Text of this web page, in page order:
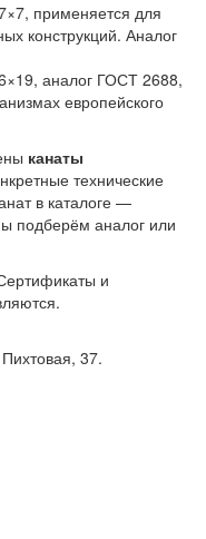
применяется для
конструкций. Аналог
аналог ГОСТ 2688,
европейского
канаты
технические
в каталоге —
подберём аналог или
и
37.